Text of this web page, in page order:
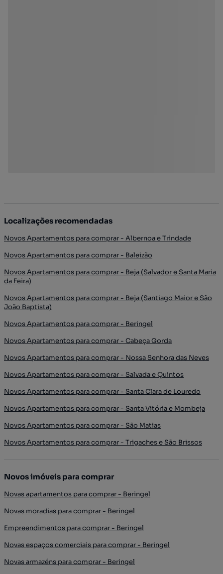
Localizações recomendadas
Novos Apartamentos para comprar - Albernoa e Trindade
Novos Apartamentos para comprar - Baleizão
Novos Apartamentos para comprar - Beja (Salvador e Santa Maria
da Feira)
Novos Apartamentos para comprar - Beja (Santiago Maior e São
João Baptista)
Novos Apartamentos para comprar - Beringel
Novos Apartamentos para comprar - Cabeça Gorda
Novos Apartamentos para comprar - Nossa Senhora das Neves
Novos Apartamentos para comprar - Salvada e Quintos
Novos Apartamentos para comprar - Santa Clara de Louredo
Novos Apartamentos para comprar - Santa Vitória e Mombeja
Novos Apartamentos para comprar - São Matias
Novos Apartamentos para comprar - Trigaches e São Brissos
Novos imóveis para comprar
Novas apartamentos para comprar - Beringel
Novas moradias para comprar - Beringel
Empreendimentos para comprar - Beringel
Novas espaços comerciais para comprar - Beringel
Novas armazéns para comprar - Beringel